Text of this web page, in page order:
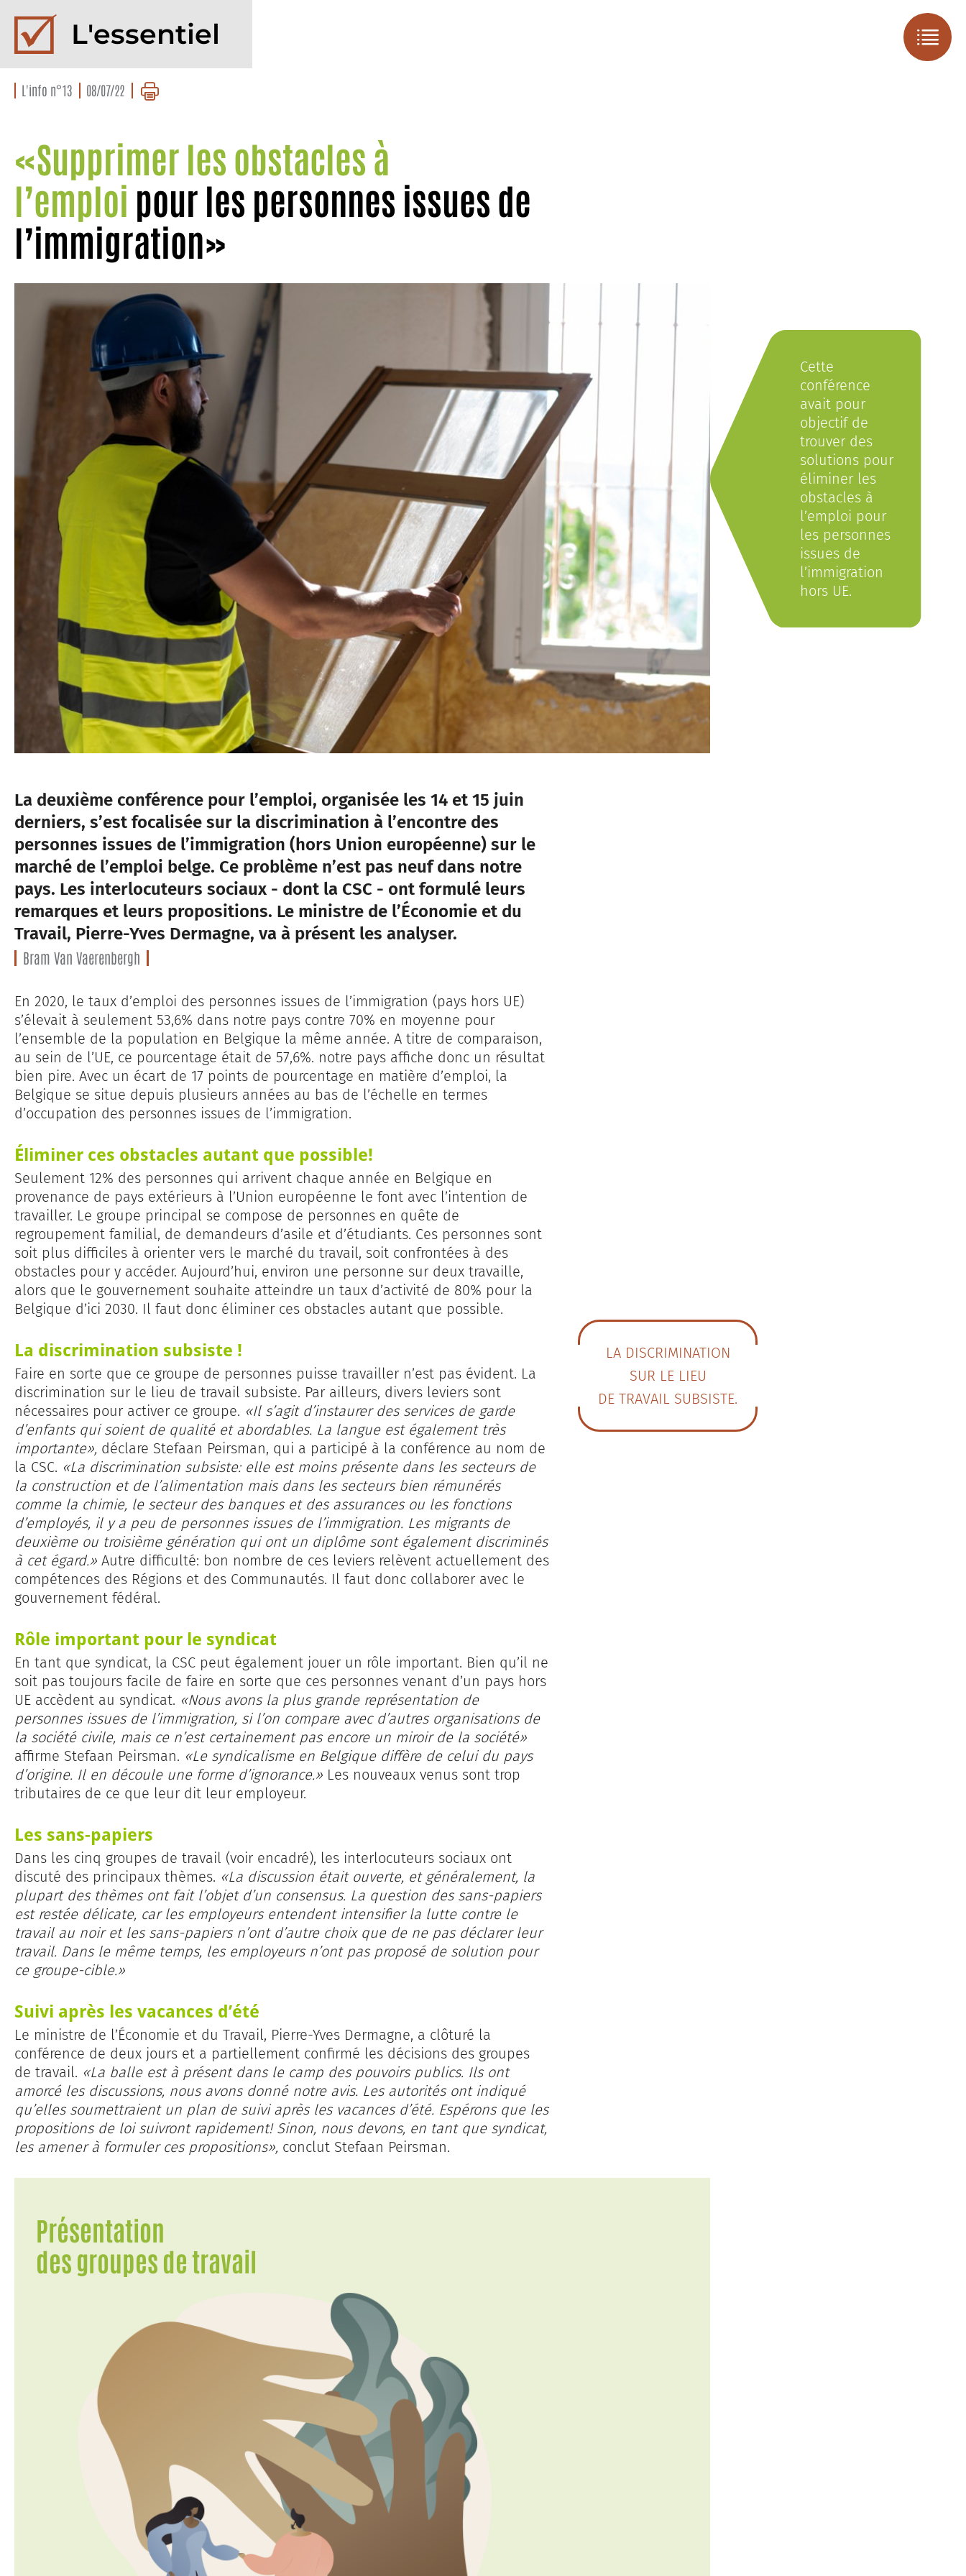
L'essentiel
L'info n°13 08/07/22
«Supprimer les obstacles à
l’emploi pour les personnes issues de
l’immigration»
Cette
conférence
avait pour
objectif de
trouver des
solutions pour
éliminer les
obstacles à
l’emploi pour
les personnes
issues de
l’immigration
hors UE.
La deuxième conférence pour l’emploi, organisée les 14 et 15 juin
derniers, s’est focalisée sur la discrimination à l’encontre des
personnes issues de l’immigration (hors Union européenne) sur le
marché de l’emploi belge. Ce problème n’est pas neuf dans notre
pays. Les interlocuteurs sociaux - dont la CSC - ont formulé leurs
remarques et leurs propositions. Le ministre de l’Économie et du
Travail, Pierre-Yves Dermagne, va à présent les analyser.
Bram Van Vaerenbergh
En 2020, le taux d’emploi des personnes issues de l’immigration (pays hors UE)
s’élevait à seulement 53,6% dans notre pays contre 70% en moyenne pour
l’ensemble de la population en Belgique la même année. A titre de comparaison,
au sein de l’UE, ce pourcentage était de 57,6%. notre pays affiche donc un résultat
bien pire. Avec un écart de 17 points de pourcentage en matière d’emploi, la
Belgique se situe depuis plusieurs années au bas de l’échelle en termes
d’occupation des personnes issues de l’immigration.
Éliminer ces obstacles autant que possible!
Seulement 12% des personnes qui arrivent chaque année en Belgique en
provenance de pays extérieurs à l’Union européenne le font avec l’intention de
travailler. Le groupe principal se compose de personnes en quête de
regroupement familial, de demandeurs d’asile et d’étudiants. Ces personnes sont
soit plus difficiles à orienter vers le marché du travail, soit confrontées à des
obstacles pour y accéder. Aujourd’hui, environ une personne sur deux travaille,
alors que le gouvernement souhaite atteindre un taux d’activité de 80% pour la
Belgique d’ici 2030. Il faut donc éliminer ces obstacles autant que possible.
La discrimination subsiste !
Faire en sorte que ce groupe de personnes puisse travailler n’est pas évident. La
discrimination sur le lieu de travail subsiste. Par ailleurs, divers leviers sont
nécessaires pour activer ce groupe. «Il s’agit d’instaurer des services de garde
d’enfants qui soient de qualité et abordables. La langue est également très
importante», déclare Stefaan Peirsman, qui a participé à la conférence au nom de
la CSC. «La discrimination subsiste: elle est moins présente dans les secteurs de
la construction et de l’alimentation mais dans les secteurs bien rémunérés
comme la chimie, le secteur des banques et des assurances ou les fonctions
d’employés, il y a peu de personnes issues de l’immigration. Les migrants de
deuxième ou troisième génération qui ont un diplôme sont également discriminés
à cet égard.» Autre difficulté: bon nombre de ces leviers relèvent actuellement des
compétences des Régions et des Communautés. Il faut donc collaborer avec le
gouvernement fédéral.
LA DISCRIMINATION
SUR LE LIEU
DE TRAVAIL SUBSISTE.
Rôle important pour le syndicat
En tant que syndicat, la CSC peut également jouer un rôle important. Bien qu’il ne
soit pas toujours facile de faire en sorte que ces personnes venant d’un pays hors
UE accèdent au syndicat. «Nous avons la plus grande représentation de
personnes issues de l’immigration, si l’on compare avec d’autres organisations de
la société civile, mais ce n’est certainement pas encore un miroir de la société»
affirme Stefaan Peirsman. «Le syndicalisme en Belgique diffère de celui du pays
d’origine. Il en découle une forme d’ignorance.» Les nouveaux venus sont trop
tributaires de ce que leur dit leur employeur.
Les sans-papiers
Dans les cinq groupes de travail (voir encadré), les interlocuteurs sociaux ont
discuté des principaux thèmes. «La discussion était ouverte, et généralement, la
plupart des thèmes ont fait l’objet d’un consensus. La question des sans-papiers
est restée délicate, car les employeurs entendent intensifier la lutte contre le
travail au noir et les sans-papiers n’ont d’autre choix que de ne pas déclarer leur
travail. Dans le même temps, les employeurs n’ont pas proposé de solution pour
ce groupe-cible.»
Suivi après les vacances d’été
Le ministre de l’Économie et du Travail, Pierre-Yves Dermagne, a clôturé la
conférence de deux jours et a partiellement confirmé les décisions des groupes
de travail. «La balle est à présent dans le camp des pouvoirs publics. Ils ont
amorcé les discussions, nous avons donné notre avis. Les autorités ont indiqué
qu’elles soumettraient un plan de suivi après les vacances d’été. Espérons que les
propositions de loi suivront rapidement! Sinon, nous devons, en tant que syndicat,
les amener à formuler ces propositions», conclut Stefaan Peirsman.
Présentation
des groupes de travail